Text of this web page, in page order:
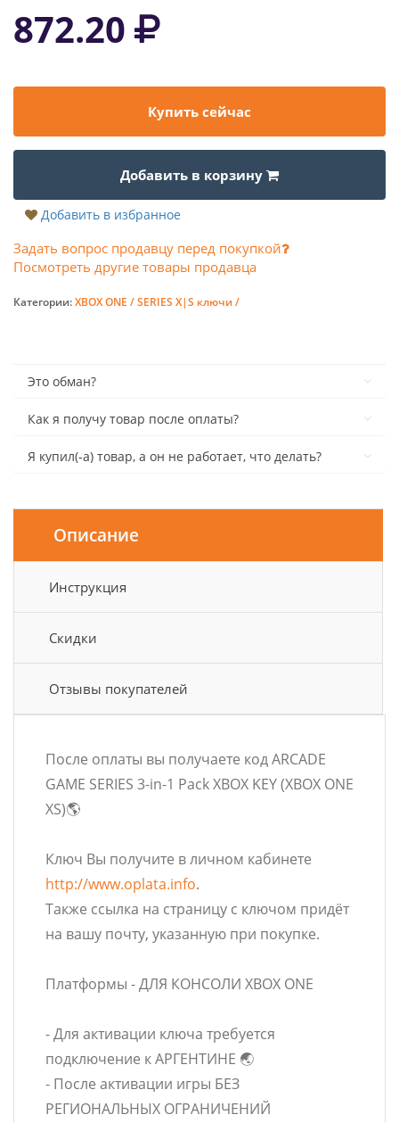
872.20
Купить сейчас
Добавить в корзину
Добавить в избранное
Задать вопрос продавцу перед покупкой
Посмотреть другие товары продавца
Категории:XBOX ONE / SERIES X|S ключи /
Это обман?
Как я получу товар после оплаты?
Я купил(-а) товар, а он не работает, что делать?
Описание
Инструкция
Скидки
Отзывы покупателей
После оплаты вы получаете код ARCADE
GAME SERIES 3-in-1 Pack XBOX KEY (XBOX ONE
XS)🌎
Ключ Вы получите в личном кабинете
http://www.oplata.info.
Также ссылка на страницу с ключом придёт
на вашу почту, указанную при покупке.
Платформы - ДЛЯ КОНСОЛИ XBOX ONE
- Для активации ключа требуется
подключение к АРГЕНТИНЕ 🌏
- После активации игры БЕЗ
РЕГИОНАЛЬНЫХ ОГРАНИЧЕНИЙ